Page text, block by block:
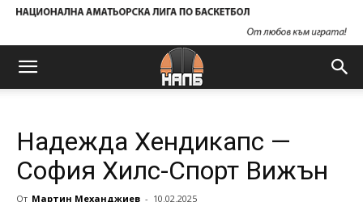
Надежда Хендикапс —
София Хилс-Спорт Вижън
От Мартин Механджиев - 10.02.2025